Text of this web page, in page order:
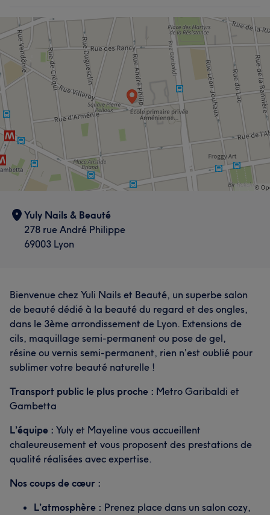
Yuly Nails & Beauté
278 rue André Philippe
69003 Lyon
Bienvenue chez Yuli Nails et Beauté, un superbe salon
de beauté dédié à la beauté du regard et des ongles,
dans le 3ème arrondissement de Lyon. Extensions de
cils, maquillage semi-permanent ou pose de gel,
résine ou vernis semi-permanent, rien n'est oublié pour
sublimer votre beauté naturelle !
Transport public le plus proche : Metro Garibaldi et
Gambetta
L’équipe : Yuly et Mayeline vous accueillent
chaleureusement et vous proposent des prestations de
qualité réalisées avec expertise.
Nos coups de cœur :
L’atmosphère : Prenez place dans un salon cozy,